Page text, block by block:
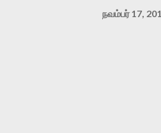
நவம்பர் 17,